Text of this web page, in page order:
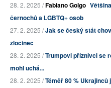
28. 2. 2025 /Fabiano Golgo
černochů a LGBTQ+ osob
27. 2. 2025 /Jak se český stát
zločinec
28. 2. 2025 /Trumpovi příznivci se
mohl uchá...
28. 2. 2025 /Téměř 80 %